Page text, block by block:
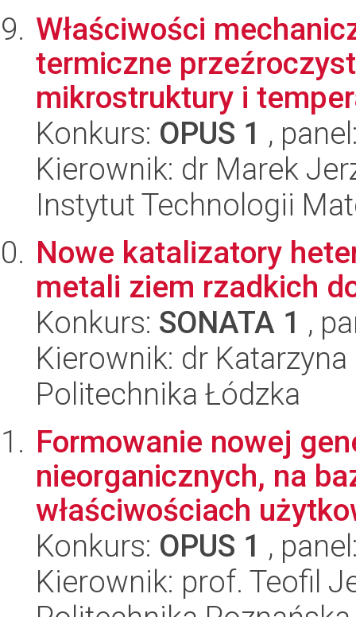
Właściwości
termiczne
mikrostruktury i
Konkurs: OPUS 1 ,
Kierownik: dr Marek
Instytut Technologii
Nowe katalizatory
metali ziem rzadkich
Konkurs: SONATA 1 ,
Kierownik: dr
Politechnika Łódzka
Formowanie nowej
nieorganicznych, na
właściwościach
Konkurs: OPUS 1 ,
Kierownik: prof. Teofil